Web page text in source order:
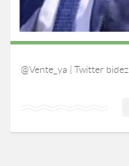
@Vente_ya | Twitter bidez.